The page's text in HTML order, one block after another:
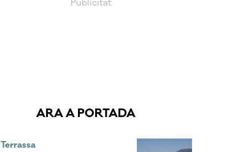
ARA A PORTADA
Terrassa